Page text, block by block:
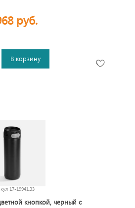
руб.
В корзину
17-19941.33
кнопкой, черный с